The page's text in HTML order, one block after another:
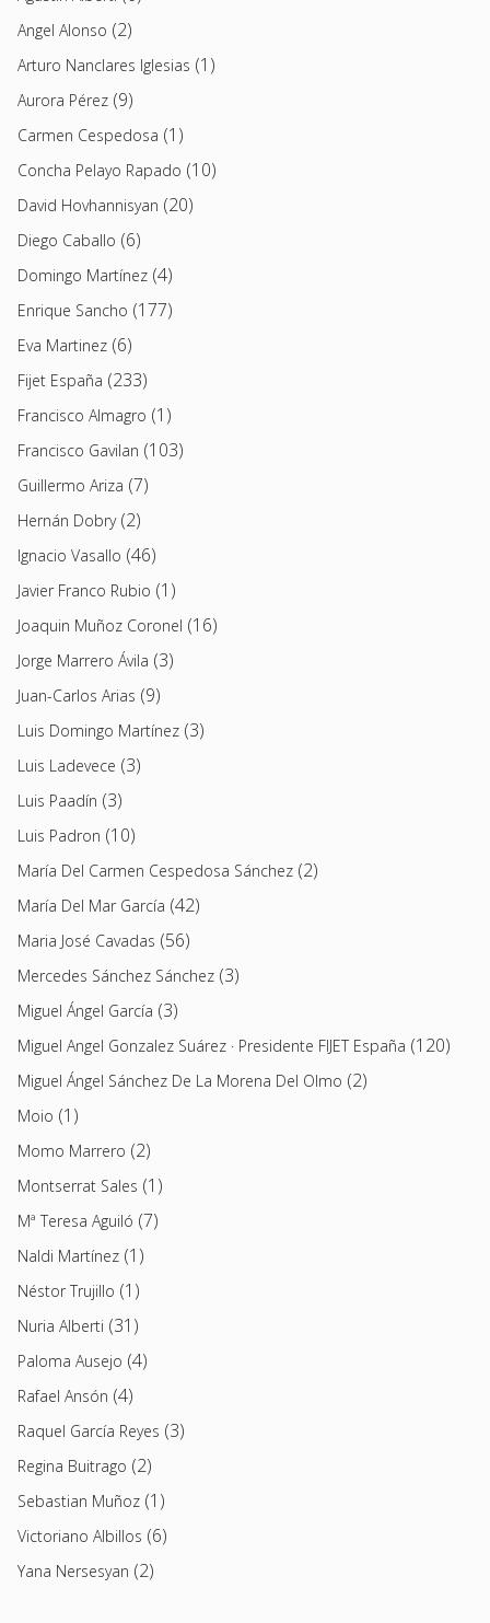
Angel Alonso (2)
Arturo Nanclares Iglesias (1)
Aurora Pérez (9)
Carmen Cespedosa (1)
Concha Pelayo Rapado (10)
David Hovhannisyan (20)
Diego Caballo (6)
Domingo Martínez (4)
Enrique Sancho (177)
Eva Martinez (6)
Fijet España (233)
Francisco Almagro (1)
Francisco Gavilan (103)
Guillermo Ariza (7)
Hernán Dobry(2)
Ignacio Vasallo (46)
Javier Franco Rubio (1)
Joaquin Muñoz Coronel (16)
Jorge Marrero Ávila (3)
Juan-Carlos Arias (9)
Luis Domingo Martínez (3)
Luis Ladevece (3)
Luis Paadín (3)
Luis Padron (10)
María Del Carmen Cespedosa Sánchez (2)
María Del Mar García (42)
Maria José Cavadas (56)
Mercedes Sánchez Sánchez (3)
Miguel Ángel García (3)
Miguel Angel Gonzalez Suárez · Presidente FIJET España (120)
Miguel Ángel Sánchez De La Morena Del Olmo (2)
Moio (1)
Momo Marrero (2)
Montserrat Sales (1)
Mª Teresa Aguiló (7)
Naldi Martínez (1)
Néstor Trujillo (1)
Nuria Alberti (31)
Paloma Ausejo (4)
Rafael Ansón (4)
Raquel García Reyes (3)
Regina Buitrago (2)
Sebastian Muñoz (1)
Victoriano Albillos (6)
Yana Nersesyan (2)